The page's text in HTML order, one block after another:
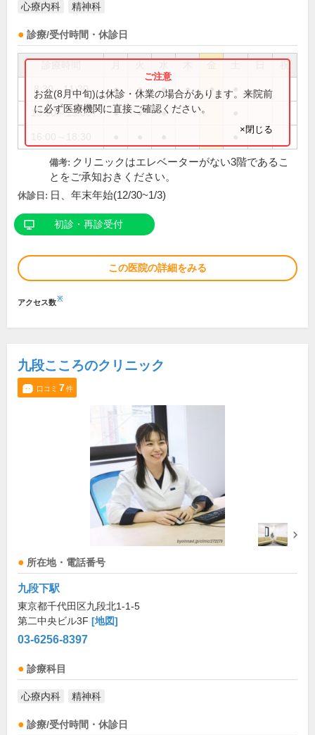
心療内科 精神科
診療/受付時間・休診日
祝
8:30～11:30 ● ● ● ● ●
13:00～15:00 ● ● ●
お盆(8月中旬)は休診・休業の場合があります。来院前
に必ず医療機関に直接ご確認ください。
×閉じる
備考: クリニックはエレベーターがない3階であるこ
とをご承知おきください。
休診日: 日、年末年始(12/30~1/3)
初診・再診受付
この医院の詳細をみる
アクセス数※
九段こころのクリニック
口コミ 7件
所在地・電話番号
九段下駅
東京都千代田区九段北1-1-5
第二中央ビル3F [地図]
03-6256-8397
診療科目
心療内科 精神科
診療/受付時間・休診日